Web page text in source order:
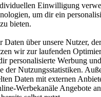
Einwilligung
um dir ein
bieten.
Daten über unsere Nutzer,
wir zur laufenden
personalisierte Werbung
der Nutzungsstatistiken.
Daten mit externen
Werbekanäle Angebote